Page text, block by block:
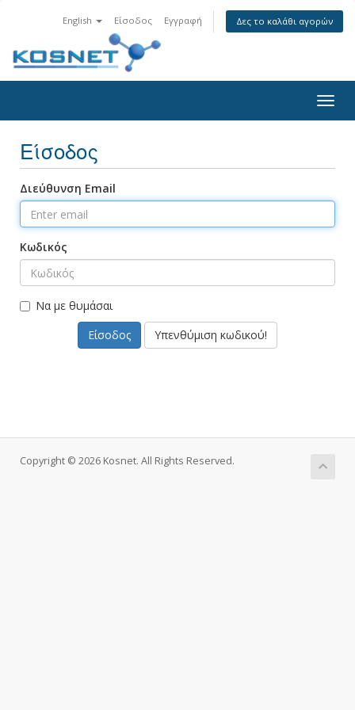
English Είσοδος Εγγραφή Δες το καλάθι αγορών
Είσοδος
Διεύθυνση Email
Κωδικός
Να με θυμάσαι
Υπενθύμιση κωδικού!
Copyright © 2026 Kosnet. All Rights Reserved.